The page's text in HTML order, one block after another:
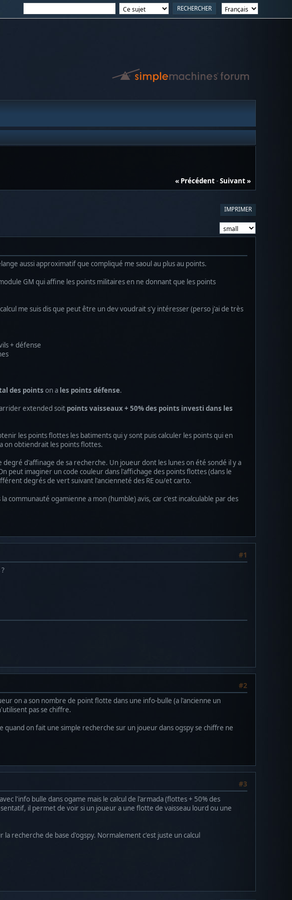
« Précédent-Suivant »
IMPRIMER
aussi approximatif que compliqué me saoul au plus au points.
GM qui affine les points militaires en ne donnant que les points
me suis dis que peut être un dev voudrait s'y intéresser (perso j'ai de très
+ défense
des points on a les points défense.
extended soit points vaisseaux + 50% des points investi dans les
les points flottes les batiments qui y sont puis calculer les points qui en
on obtiendrait les points flottes.
d'affinage de sa recherche. Un joueur dont les lunes on été sondé il y a
peut imaginer un code couleur dans l'affichage des points flottes (dans le
degrés de vert suivant l'ancienneté des RE ou/et carto.
ogamienne a mon (humble) avis, car c'est incalculable par des
#1
#2
on a son nombre de point flotte dans une info-bulle (a l'ancienne un
pas se chiffre.
on fait une simple recherche sur un joueur dans ogspy se chiffre ne
#3
l'info bulle dans ogame mais le calcul de l'armada (flottes + 50% des
il permet de voir si un joueur a une flotte de vaisseau lourd ou une
la recherche de base d'ogspy. Normalement c'est juste un calcul